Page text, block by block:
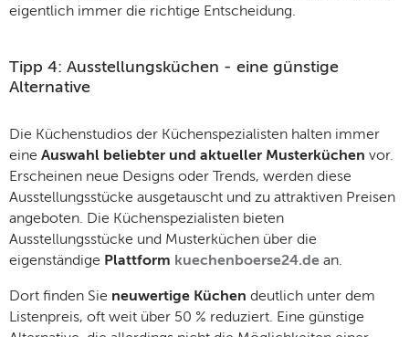
eigentlich immer die richtige Entscheidung.
Tipp 4: Ausstellungsküchen - eine günstige
Alternative
Die Küchenstudios der Küchenspezialisten halten immer
eine Auswahl beliebter und aktueller Musterküchen vor.
Erscheinen neue Designs oder Trends, werden diese
Ausstellungsstücke ausgetauscht und zu attraktiven Preisen
angeboten. Die Küchenspezialisten bieten
Ausstellungsstücke und Musterküchen über die
eigenständige Plattform kuechenboerse24.de an.
Dort finden Sie neuwertige Küchen deutlich unter dem
Listenpreis, oft weit über 50 % reduziert. Eine günstige